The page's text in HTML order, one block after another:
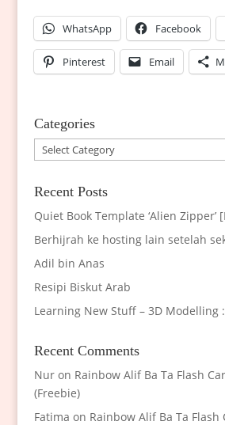
WhatsApp Facebook
Pinterest Email
Categories
Categories
Recent Posts
Quiet Book Template ‘Alien Zipper’
Berhijrah ke hosting lain setelah
Adil bin Anas
Resipi Biskut Arab
Learning New Stuff – 3D Modelling
Recent Comments
Nuron Rainbow Alif Ba Ta Flash
(Freebie)
Fatima on Rainbow Alif Ba Ta Flash